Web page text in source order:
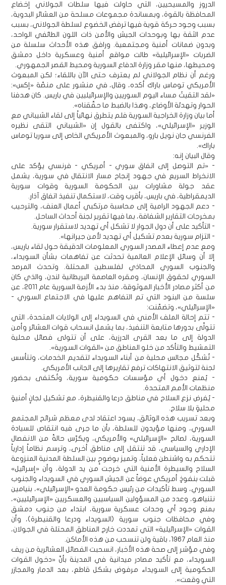
الدروز والمسيحيين، التي حاولت فيها سلطات الجولاني إخضاع
المحافظة بالقوة، وبمساندة مجموعات مسلحة من العشائر البدوية،
بسبب وجود حركة قوية فيها ترفض الخضوع لسلطة الجولاني، بسبب
عدم الثقة بها وبوحدات الجيش والأمن ذات اللون الطائفي الواحد،
وبدون ضمانات أمنية ومجتمعية. ورافق هذه الأحداث سلسلة من
الضربات «الإسرائيلية» طالت مواقع أمنية وعسكرية داخل دمشق
ومحيطها، منها مقر وزارة الدفاع السورية ومحيط القصر الجمهوري.
ورغم أن نظام الجولاني لم يعترف حتى الآن باللقاء؛ لكن المبعوث
الأمريكي توماس باراك أكده، وقال، في منشور على منصّة «إكس»:
«لقد التقيتُ مساء اليوم السوريين والإسرائيليين في باريس. كان هدفنا
الحوار وتهدئة الأوضاع، وهذا بالضبط ما حقّقناه».
أما بيان وزارة الخراجية السورية فلم يتطرق نهائياً إلى لقاء الشيباني مع
الوزير «الإسرائيلي»، واكتفى بالقول إن «الشيباني التقى نظيره
الفرنسي جان نويل بارو، والمبعوث الأمريكي الخاص إلى سوريا توماس
باراك».
وقال البيان إنه:
- «تم التوصل إلى اتفاق سوري - أمريكي - فرنسي يؤكد على
الانخراط السريع في جهود إنجاح مسار الانتقال في سورية، يشمل
عقد جولة مشاورات بين الحكومة السورية وقوات سورية
الديمقراطية، في باريس، بأقرب وقت، لاستكمال تنفيذ اتفاق آذار.
- دعم الجهود الرامية إلى محاسبة مرتكبي أعمال العنف، والترحيب
بمخرجات التقارير الشفافة، بما فيها تقرير لجنة أحداث الساحل.
- التأكيد على أن دول الجوار لا تشكل أي تهديد لاستقرار سورية.
- التزام سورية بعدم تشكيل أي تهديد لأمن جيرانها».
ومع عدم إعطاء المصدر السوري المعلومات الدقيقة حول لقاء باريس،
إلا أن وسائل الإعلام العالمية تحدثت عن تفاهمات بشأن السويداء،
والجنوب السوري المحاذي لفلسطين المحتلة. وتحدث المرصد
السوري لحقوق الإنسان، ومقره العاصمة البريطانية لندن، والذي كان
من أكثر مصادر الأخبار الموثوقة، منذ بدء الأزمة السورية عام 2011، عن
سلسة من البنود التي تم التفاهم عليها في الاجتماع السوري -
«الإسرائيلي»، وتضمّنت:
- تتم إحالة الملف الأمني في السويداء إلى الولايات المتحدة، التي
تتولّى بدورها متابعة التنفيذ، بما يشمل انسحاب قوات العشائر وأمن
الدولة إلى ما بعد القرى الدرزية، على أن تتولى فصائل محلية
التمشيط والتأكد من خلو المناطق من «القوات السورية».
- تُشكّل مجالس محلية من أبناء السويداء لتقديم الخدمات، وتتأسس
لجنة لتوثيق الانتهاكات ترفع تقاريرها إلى الجانب الأمريكي.
- يُمنع دخول أي مؤسسات حكومية سورية، وتُكتفى بحضور
منظمات الأمم المتحدة.
- يُفرض نزع السلاح في مناطق درعا والقنيطرة، مع تشكيل لجانٍ أمنيةٍ
محليةٍ بلا سلاح.
وبعد تسريب هذه الوثائق، يسود اعتقاد لدى معظم شرائح المجتمع
السوري، ومنها مؤيدون للسلطة، بأن ما جرى فيه انتقاص للسيادة
السورية، لصالح «الإسرائيلي» والأمريكي، ويكرّس حالةً من الانفصال
الإداري والسياسي، قد تنتقل إلى مناطق أخرى، وترسم نظاماً إدارياً
تتحكم به واشنطن فعلياً، وتميز بوضوحٍ بين السلطة المدنية المنزوعة
السلاح والسيطرة الأمنية التي خرجت من يد الدولة، وأن «إسرائيل»
قبلت بنفوذٍ أمريكي عوضاً عن الجيش السوري في السويداء والجنوب
السوري، وسط تأكيدات من رئيس حكومة العدو «الإسرائيلي»، بنيامين
نتنياهو، وعدد من المسؤولين السياسيين والعسكريين «الإسرائيليين»،
بمنع وجود أي وحدات عسكرية سورية، ابتداء من جنوب دمشق
وفي محافظات جنوب سورية (السويداء ودرعا والقنيطرة)، وأن
القوات «الإسرائيلية» التي تمددت خارج المناطق المحتلة في الجولان،
منذ العام 1967، باقية ولن تنسحب من هذه الأماكن.
وفي مؤشر إلى صحة هذه الأخبار، انسحبت الفصائل العشائرية من ريف
السويداء، مع تأكيد مصادر ميدانية في المدينة بأنّ «دخول القوات
الحكومية إلى السويداء مرفوض بشكل قاطع، بعد الدمار والمجازر
التي وقعت».